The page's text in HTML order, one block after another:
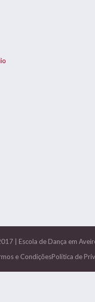
Escola de Dança em
e CondiçõesPolítica de